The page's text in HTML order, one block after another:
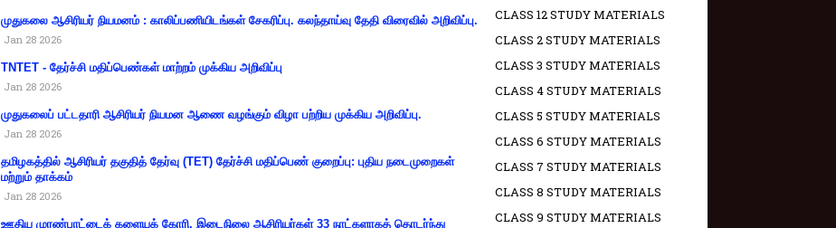
முதுகலை ஆசிரியர் நியமனம் : காலிப்பணியிடங்கள் சேகரிப்பு. கலந்தாய்வு தேதி விரைவில் அறிவிப்பு.
Jan 28 2026
TNTET - தேர்ச்சி மதிப்பெண்கள் மாற்றம் முக்கிய அறிவிப்பு
Jan 28 2026
முதுகலைப் பட்டதாரி ஆசிரியர் நியமன ஆணை வழங்கும் விழா பற்றிய முக்கிய அறிவிப்பு.
Jan 28 2026
தமிழகத்தில் ஆசிரியர் தகுதித் தேர்வு (TET) தேர்ச்சி மதிப்பெண் குறைப்பு: புதிய நடைமுறைகள்
மற்றும் தாக்கம்
Jan 28 2026
ஊதிய முரண்பாட்டைக் களையக் கோரி, இடைநிலை ஆசிரியர்கள் 33 நாட்களாகத் தொடர்ந்து
CLASS 12 STUDY MATERIALS
CLASS 2 STUDY MATERIALS
CLASS 3 STUDY MATERIALS
CLASS 4 STUDY MATERIALS
CLASS 5 STUDY MATERIALS
CLASS 6 STUDY MATERIALS
CLASS 7 STUDY MATERIALS
CLASS 8 STUDY MATERIALS
CLASS 9 STUDY MATERIALS